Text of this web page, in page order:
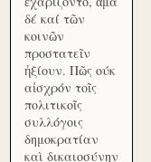
δέ καί τῶν
κοινῶν
προστατεῖν
ἠξίουν. Πῶς ούκ
αἰσχρόν τοῖς
πολιτικοῖς
συλλόγοις
δημοκρατίαν
καὶ δικαιοσύνην